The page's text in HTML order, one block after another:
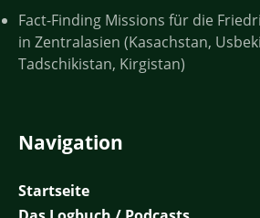
Fact-Finding Missions für die
in Zentralasien (Kasachstan,
Tadschikistan, Kirgistan)
Navigation
Startseite